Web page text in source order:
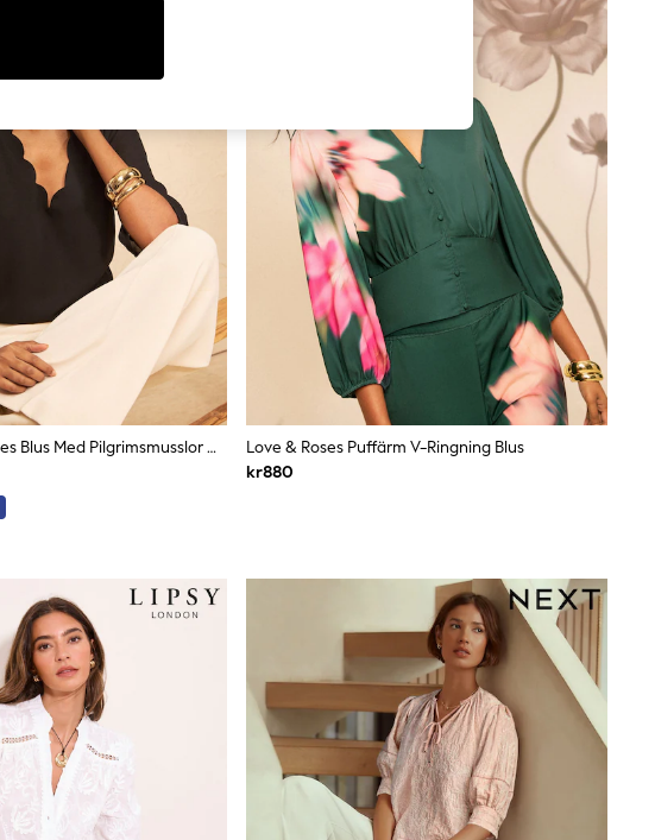
Svart - Love & Roses Blus Med Pilgrimsmusslor Och V-Ringning Och Flöjtärm
Love & Roses Puffärm V-Ringning Blus
kr880